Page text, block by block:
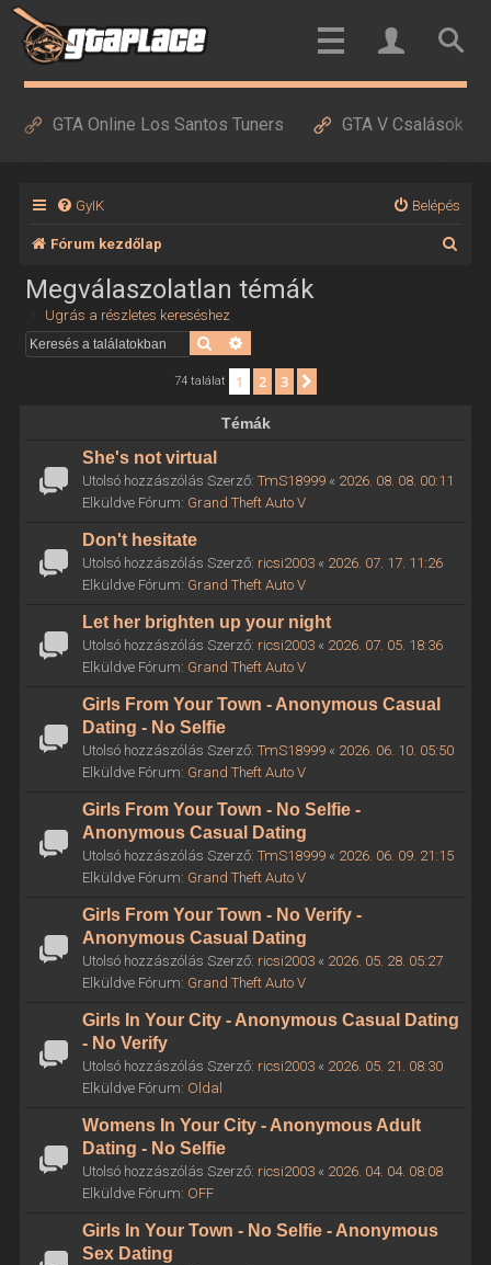
GTA Online Los Santos Tuners GTA V Csalások
GyIK Belépés
Fórum kezdőlap
Megválaszolatlan témák
Ugrás a részletes kereséshez
Keresés
74 találat 1 2 3
Témák
She's not virtual
Utolsó hozzászólás Szerző: TmS18999« 2026. 08. 08. 00:11
Elküldve Fórum: Grand Theft Auto V
Don't hesitate
Utolsó hozzászólás Szerző: ricsi2003« 2026. 07. 17. 11:26
Elküldve Fórum: Grand Theft Auto V
Let her brighten up your night
Utolsó hozzászólás Szerző: ricsi2003« 2026. 07. 05. 18:36
Elküldve Fórum: Grand Theft Auto V
Girls From Your Town - Anonymous Casual
Dating - No Selfie
Utolsó hozzászólás Szerző: TmS18999« 2026. 06. 10. 05:50
Elküldve Fórum: Grand Theft Auto V
Girls From Your Town - No Selfie -
Anonymous Casual Dating
Utolsó hozzászólás Szerző: TmS18999« 2026. 06. 09. 21:15
Elküldve Fórum: Grand Theft Auto V
Girls From Your Town - No Verify -
Anonymous Casual Dating
Utolsó hozzászólás Szerző: ricsi2003« 2026. 05. 28. 05:27
Elküldve Fórum: Grand Theft Auto V
Girls In Your City - Anonymous Casual Dating
- No Verify
Utolsó hozzászólás Szerző: ricsi2003« 2026. 05. 21. 08:30
Elküldve Fórum: Oldal
Womens In Your City - Anonymous Adult
Dating - No Selfie
Utolsó hozzászólás Szerző: ricsi2003« 2026. 04. 04. 08:08
Elküldve Fórum: OFF
Girls In Your Town - No Selfie - Anonymous
Sex Dating